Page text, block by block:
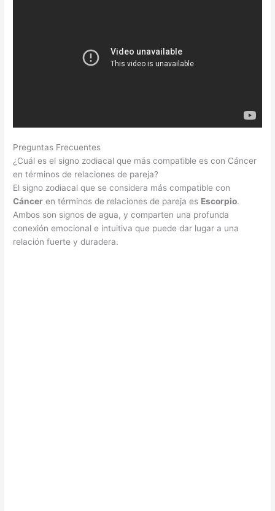
Preguntas Frecuentes
¿Cuál es el signo zodiacal que más compatible es con Cáncer
en términos de relaciones de pareja?
El signo zodiacal que se considera más compatible con
Cáncer en términos de relaciones de pareja es Escorpio.
Ambos son signos de agua, y comparten una profunda
conexión emocional e intuitiva que puede dar lugar a una
relación fuerte y duradera.